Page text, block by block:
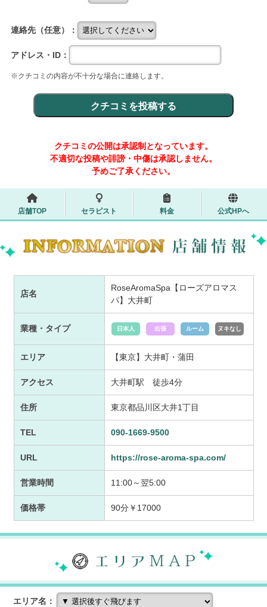
連絡先（任意）：
アドレス・ID：
※クチコミの内容が不十分な場合に連絡します。
クチコミの公開は承認制となっています。
不適切な投稿や誹謗・中傷は承認しません。
予めご了承ください。
店舗TOP セラピスト 料金 公式HPへ
店名
RoseAromaSpa【ローズアロマス
パ】大井町
業種・タイプ 日本人 出張 ルーム ヌキなし
エリア 【東京】大井町・蒲田
アクセス 大井町駅 徒歩4分
住所 東京都品川区大井1丁目
TEL 090-1669-9500
URL https://rose-aroma-spa.com/
営業時間 11:00～翌5:00
価格帯 90分￥17000
エリア名：